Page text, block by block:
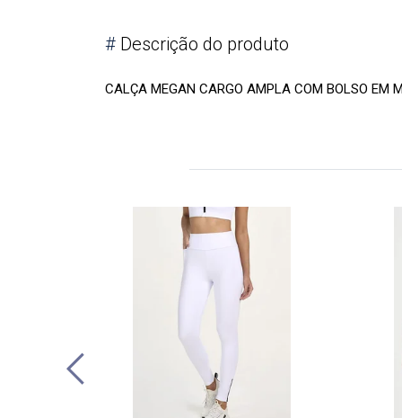
# Descrição do produto
CALÇA MEGAN CARGO AMPLA COM BOLSO EM